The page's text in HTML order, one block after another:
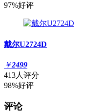
97%好评
戴尔U2724D
￥2499
413人评分
98%好评
评论